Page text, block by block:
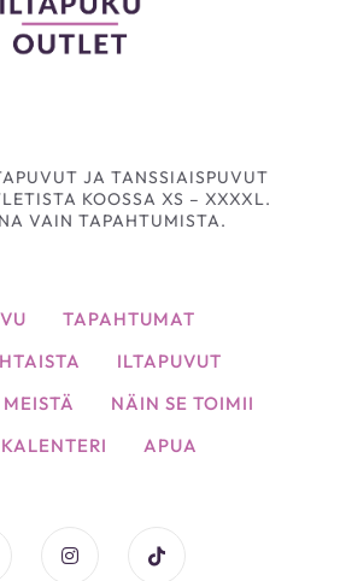
JA TANSSIAISPUVUT
KOOSSA XS – XXXXL.
VAIN TAPAHTUMISTA.
TAPAHTUMAT
ILTAPUVUT
MEISTÄ
NÄIN SE TOIMII
APUA